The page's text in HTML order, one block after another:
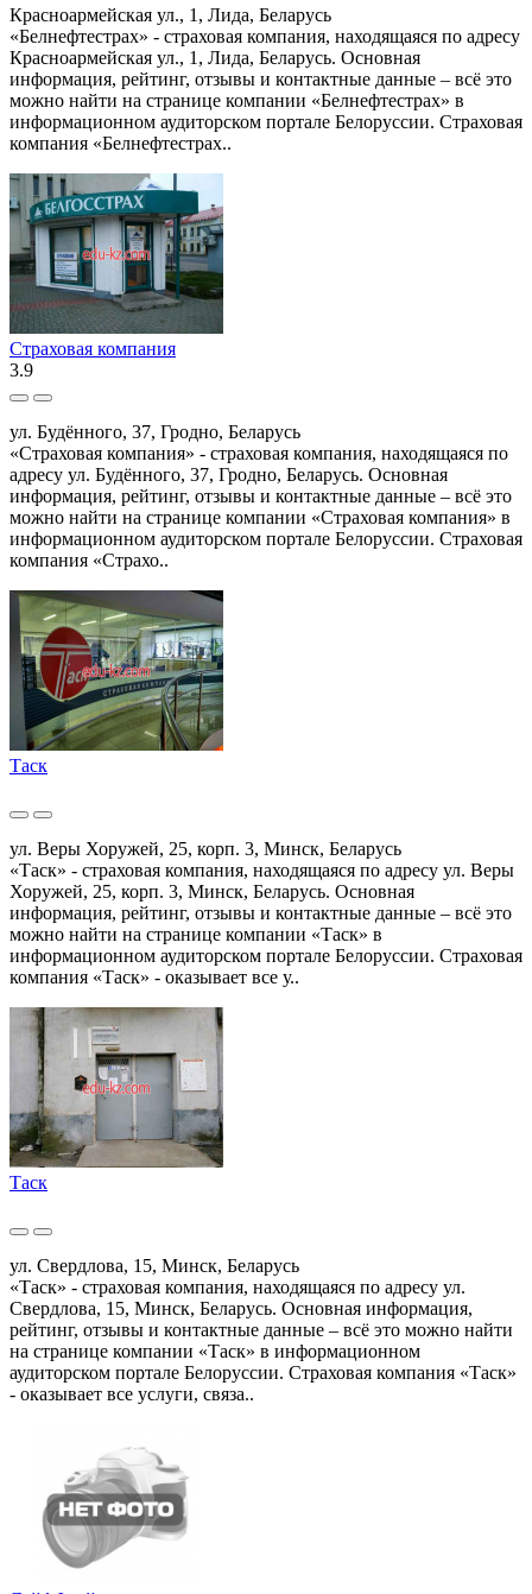
Красноармейская ул., 1, Лида, Беларусь
«Белнефтестрах» - страховая компания, находящаяся по адресу
Красноармейская ул., 1, Лида, Беларусь. Основная
информация, рейтинг, отзывы и контактные данные – всё это
можно найти на странице компании «Белнефтестрах» в
информационном аудиторском портале Белоруссии. Страховая
компания «Белнефтестрах..
Страховая компания
3.9
ул. Будённого, 37, Гродно, Беларусь
«Страховая компания» - страховая компания, находящаяся по
адресу ул. Будённого, 37, Гродно, Беларусь. Основная
информация, рейтинг, отзывы и контактные данные – всё это
можно найти на странице компании «Страховая компания» в
информационном аудиторском портале Белоруссии. Страховая
компания «Страхо..
Таск
ул. Веры Хоружей, 25, корп. 3, Минск, Беларусь
«Таск» - страховая компания, находящаяся по адресу ул. Веры
Хоружей, 25, корп. 3, Минск, Беларусь. Основная
информация, рейтинг, отзывы и контактные данные – всё это
можно найти на странице компании «Таск» в
информационном аудиторском портале Белоруссии. Страховая
компания «Таск» - оказывает все у..
Таск
ул. Свердлова, 15, Минск, Беларусь
«Таск» - страховая компания, находящаяся по адресу ул.
Свердлова, 15, Минск, Беларусь. Основная информация,
рейтинг, отзывы и контактные данные – всё это можно найти
на странице компании «Таск» в информационном
аудиторском портале Белоруссии. Страховая компания «Таск»
- оказывает все услуги, связа..